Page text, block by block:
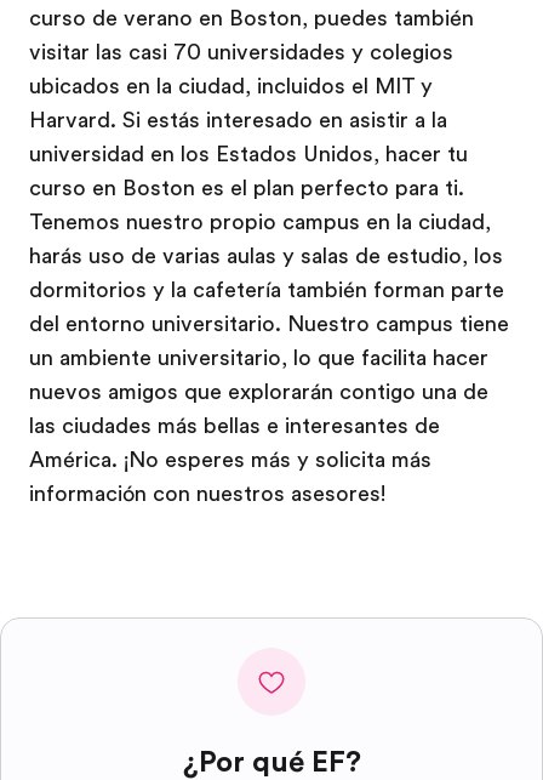
curso de verano en Boston, puedes también
visitar las casi 70 universidades y colegios
ubicados en la ciudad, incluidos el MIT y
Harvard. Si estás interesado en asistir a la
universidad en los Estados Unidos, hacer tu
curso en Boston es el plan perfecto para ti.
Tenemos nuestro propio campus en la ciudad,
harás uso de varias aulas y salas de estudio, los
dormitorios y la cafetería también forman parte
del entorno universitario. Nuestro campus tiene
un ambiente universitario, lo que facilita hacer
nuevos amigos que explorarán contigo una de
las ciudades más bellas e interesantes de
América. ¡No esperes más y solicita más
información con nuestros asesores!
¿Por qué EF?